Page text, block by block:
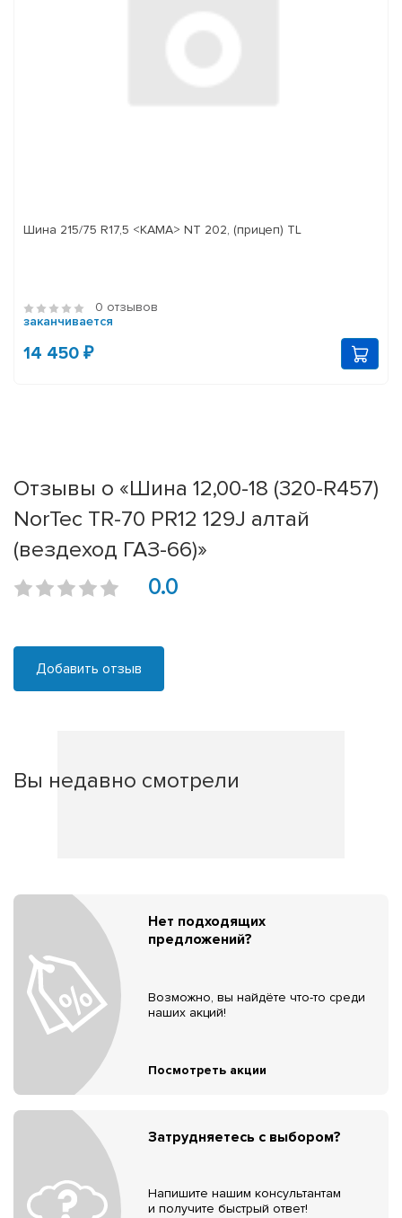
Шина 215/75 R17,5 <КАМА> NT 202, (прицеп) TL
0 отзывов
заканчивается
14 450 ₽
Отзывы о «Шина 12,00-18 (320-R457)
NorTec TR-70 PR12 129J алтай
(вездеход ГАЗ-66)»
0.0
Добавить отзыв
Вы недавно смотрели
Нет подходящих
предложений?
Возможно, вы найдёте что-то среди
наших акций!
Посмотреть акции
Затрудняетесь с выбором?
Напишите нашим консультантам
и получите быстрый ответ!